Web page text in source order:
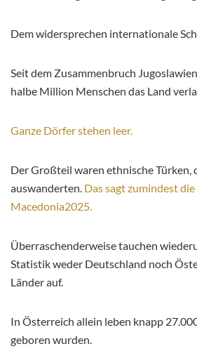
Dem widersprechen internationale
Seit dem Zusammenbruch
halbe Million Menschen das Land
Ganze Dörfer stehen leer.
Der Großteil waren ethnische Türken,
auswanderten. Das sagt zumindest
Macedonia2025.
Überraschenderweise tauchen
Statistik weder Deutschland noch
Länder auf.
In Österreich allein leben knapp
geboren wurden.